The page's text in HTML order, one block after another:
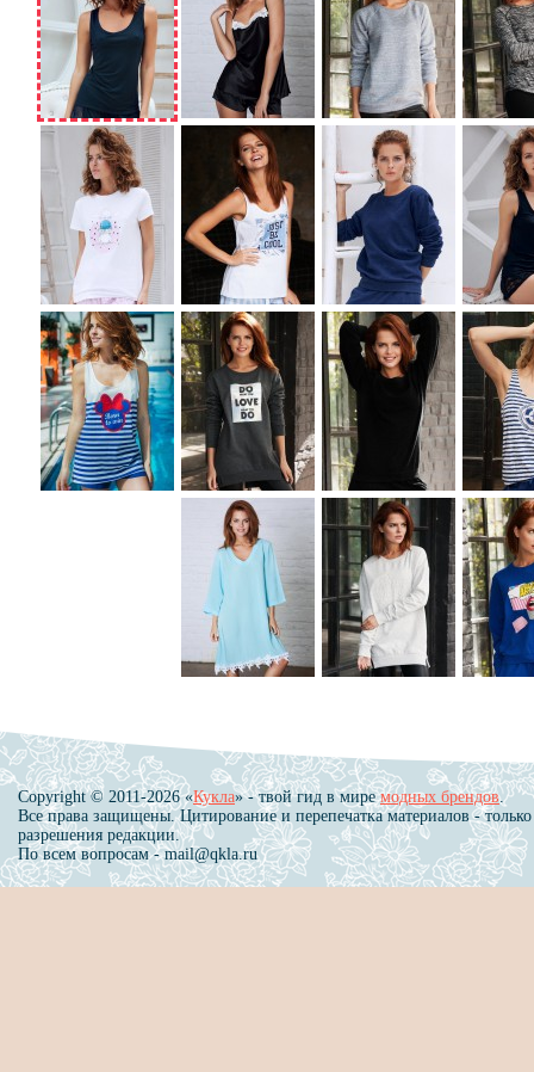
Copyright © 2011-2026 «Кукла» - твой гид в миремодных брендов.
Все права защищены. Цитирование и перепечатка материалов - только
разрешения редакции.
По всем вопросам - mail@qkla.ru